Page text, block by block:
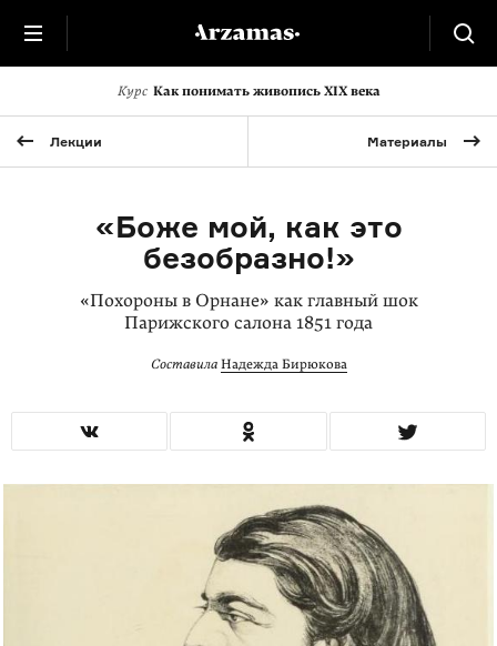
Курс Как понимать живопись XIX века
Лекции Материалы
«Боже мой, как это
безобразно!»
«Похороны в Орнане» как главный шок
Парижского салона 1851 года
Составила Надежда Бирюкова